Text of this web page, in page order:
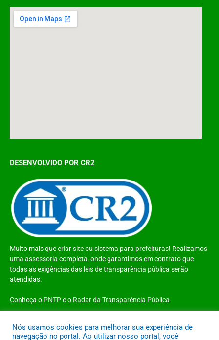
DESENVOLVIDO POR CR2
Muito mais quecriar siteou sistema para prefeituras! Realizamos
uma assessoria completa, onde garantimos em contrato que
todas as exigências das leis de transparência pública serão
atendidas.
Conheça o PNTPe o Radar da Transparência Pública
Nós usamos cookies para melhorar sua experiência de
navegação no portal. Ao utilizar nosso portal, você